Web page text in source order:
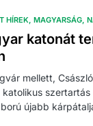
HÍREK MAGYARSÁG
katonát
mellett,
újabb